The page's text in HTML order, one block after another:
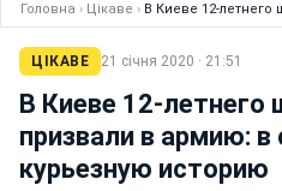
Головна › Цікаве › В Киеве 12-
ЦІКАВЕ 21 січня 2020 · 21:51
В Киеве 12-летнего
призвали в армию: в
курьезную историю